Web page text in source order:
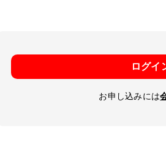
ログイ
お申し込みには